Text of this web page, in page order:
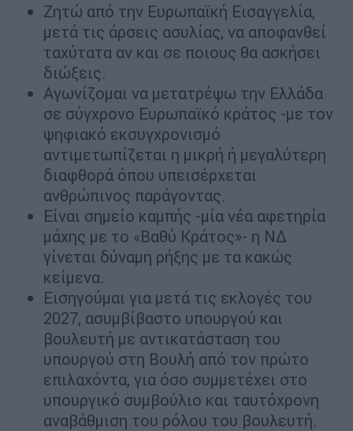
Ζητώ από την Ευρωπαϊκή Εισαγγελία,
μετά τις άρσεις ασυλίας, να αποφανθεί
ταχύτατα αν και σε ποιους θα ασκήσει
διώξεις.
Αγωνίζομαι να μετατρέψω την Ελλάδα
σε σύγχρονο Ευρωπαϊκό κράτος -με τον
ψηφιακό εκσυγχρονισμό
αντιμετωπίζεται η μικρή ή μεγαλύτερη
διαφθορά όπου υπεισέρχεται
ανθρώπινος παράγοντας.
Είναι σημείο καμπής -μία νέα αφετηρία
μάχης με το «Βαθύ Κράτος»- η ΝΔ
γίνεται δύναμη ρήξης με τα κακώς
κείμενα.
Εισηγούμαι για μετά τις εκλογές του
2027, ασυμβίβαστο υπουργού και
βουλευτή με αντικατάσταση του
υπουργού στη Βουλή από τον πρώτο
επιλαχόντα, για όσο συμμετέχει στο
υπουργικό συμβούλιο και ταυτόχρονη
αναβάθμιση του ρόλου του βουλευτή.